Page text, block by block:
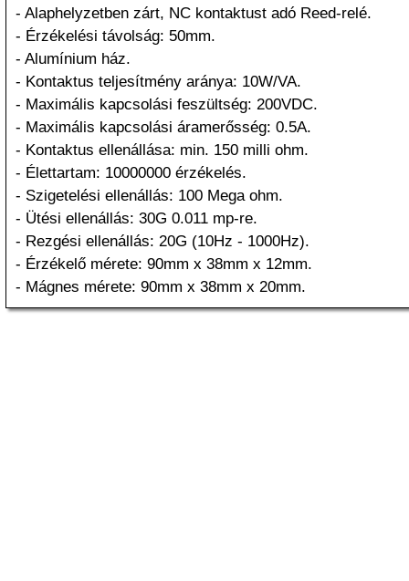
- Alaphelyzetben zárt, NC kontaktust adó Reed-relé.
- Érzékelési távolság: 50mm.
- Alumínium ház.
- Kontaktus teljesítmény aránya: 10W/VA.
- Maximális kapcsolási feszültség: 200VDC.
- Maximális kapcsolási áramerősség: 0.5A.
- Kontaktus ellenállása: min. 150 milli ohm.
- Élettartam: 10000000 érzékelés.
- Szigetelési ellenállás: 100 Mega ohm.
- Ütési ellenállás: 30G 0.011 mp-re.
- Rezgési ellenállás: 20G (10Hz - 1000Hz).
- Érzékelő mérete: 90mm x 38mm x 12mm.
- Mágnes mérete: 90mm x 38mm x 20mm.